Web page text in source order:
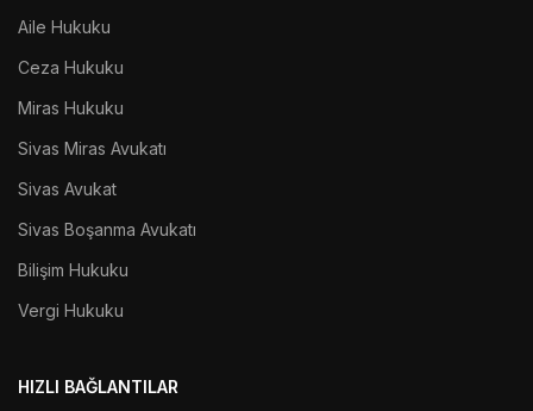
Aile Hukuku
Ceza Hukuku
Miras Hukuku
Sivas Miras Avukatı
Sivas Avukat
Sivas Boşanma Avukatı
Bilişim Hukuku
Vergi Hukuku
HIZLI BAĞLANTILAR